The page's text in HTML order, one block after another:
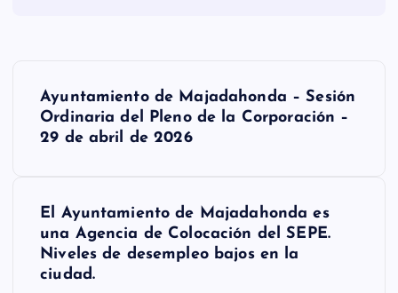
Ayuntamiento de Majadahonda – Sesión
Ordinaria del Pleno de la Corporación –
29 de abril de 2026
El Ayuntamiento de Majadahonda es
una Agencia de Colocación del SEPE.
Niveles de desempleo bajos en la
ciudad.